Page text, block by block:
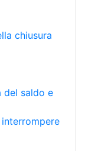
chiusura
del saldo e